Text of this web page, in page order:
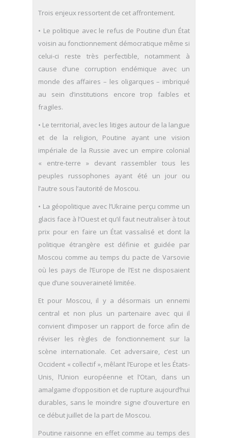
Trois enjeux ressortent de cet affrontement.
• Le politique avec le refus de Poutine d’un État
voisin au fonctionnement démocratique même si
celui-ci reste très perfectible, notamment à
cause d’une corruption endémique avec un
monde des affaires – les oligarques – imbriqué
au sein d’institutions encore trop faibles et
fragiles.
• Le territorial, avec les litiges autour de la langue
et de la religion, Poutine ayant une vision
impériale de la Russie avec un empire colonial
« entre-terre » devant rassembler tous les
peuples russophones ayant été un jour ou
l’autre sous l’autorité de Moscou.
• La géopolitique avec l’Ukraine perçu comme un
glacis face à l’Ouest et qu’il faut neutraliser à tout
prix pour en faire un État vassalisé et dont la
politique étrangère est définie et guidée par
Moscou comme au temps du pacte de Varsovie
où les pays de l’Europe de l’Est ne disposaient
que d’une souveraineté limitée.
Et pour Moscou, il y a désormais un ennemi
central et non plus un partenaire avec qui il
convient d’imposer un rapport de force afin de
réviser les règles de fonctionnement sur la
scène internationale. Cet adversaire, c’est un
Occident « collectif », mêlant l’Europe et les États-
Unis, l’Union européenne et l’Otan, dans un
amalgame d’opposition et de rupture aujourd’hui
durables, sans le moindre signe d’ouverture en
ce début juillet de la part de Moscou.
Poutine raisonne en effet comme au temps des